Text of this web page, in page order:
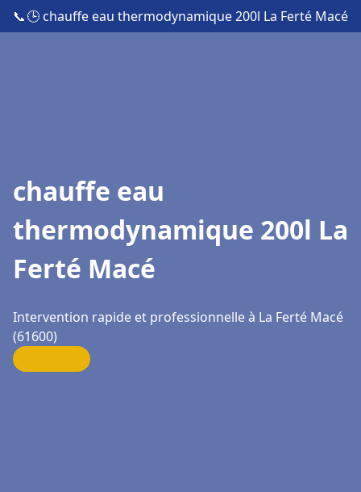
📞🕒 chauffe eau thermodynamique 200l La Ferté Macé
chauffe eau
thermodynamique 200l La
Ferté Macé
Intervention rapide et professionnelle à La Ferté Macé
(61600)